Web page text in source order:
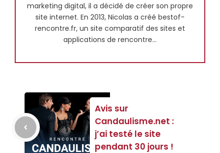
marketing digital, il a décidé de créer son propre
site internet. En 2013, Nicolas a créé bestof-
rencontre.fr, un site comparatif des sites et
applications de rencontre...
Avis sur
Candaulisme.net :
j’ai testé le site
pendant 30 jours !